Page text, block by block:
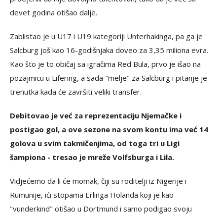
devet godina otišao dalje.
Zablistao je u U17 i U19 kategoriji Unterhakinga, pa ga je
Salcburg još kao 16-godišnjaka doveo za 3,35 miliona evra.
Kao što je to običaj sa igračima Red Bula, prvo je išao na
pozajmicu u Lifering, a sada "melje" za Salcburg i pitanje je
trenutka kada će završiti veliki transfer.
Debitovao je već za reprezentaciju Njemačke i
postigao gol, a ove sezone na svom kontu ima već 14
golova u svim takmičenjima, od toga tri u Ligi
šampiona - tresao je mreže Volfsburga i Lila.
Vidjećemo da li će momak, čiji su roditelji iz Nigerije i
Rumunije, ići stopama Erlinga Holanda koji je kao
"vunderkind" otišao u Dortmund i samo podigao svoju